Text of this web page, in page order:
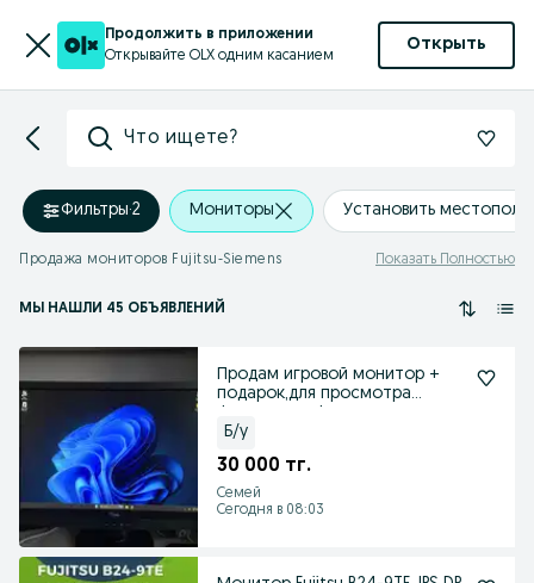
Продолжить в приложении
Открывайте OLX одним касанием
Открыть
Что ищете?
Фильтры·2 Мониторы Установить
Продажа мониторов Fujitsu-Siemens Показать Полностью
МЫ НАШЛИ 45 ОБЪЯВЛЕНИЙ
Продам игровой монитор +
подарок,для просмотра
Б/у
30 000 тг.
Семей
Сегодня в 08:03